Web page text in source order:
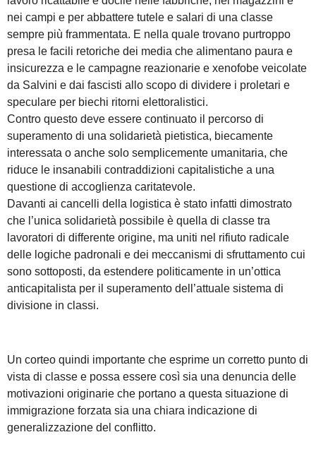
nei campi e per abbattere tutele e salari di una classe
sempre più frammentata. E nella quale trovano purtroppo
presa le facili retoriche dei media che alimentano paura e
insicurezza e le campagne reazionarie e xenofobe veicolate
da Salvini e dai fascisti allo scopo di dividere i proletari e
speculare per biechi ritorni elettoralistici.
Contro questo deve essere continuato il percorso di
superamento di una solidarietà pietistica, biecamente
interessata o anche solo semplicemente umanitaria, che
riduce le insanabili contraddizioni capitalistiche a una
questione di accoglienza caritatevole.
Davanti ai cancelli della logistica è stato infatti dimostrato
che l’unica solidarietà possibile è quella di classe tra
lavoratori di differente origine, ma uniti nel rifiuto radicale
delle logiche padronali e dei meccanismi di sfruttamento cui
sono sottoposti, da estendere politicamente in un’ottica
anticapitalista per il superamento dell’attuale sistema di
divisione in classi.
Un corteo quindi importante che esprime un corretto punto di
vista di classe e possa essere così sia una denuncia delle
motivazioni originarie che portano a questa situazione di
immigrazione forzata sia una chiara indicazione di
generalizzazione del conflitto.